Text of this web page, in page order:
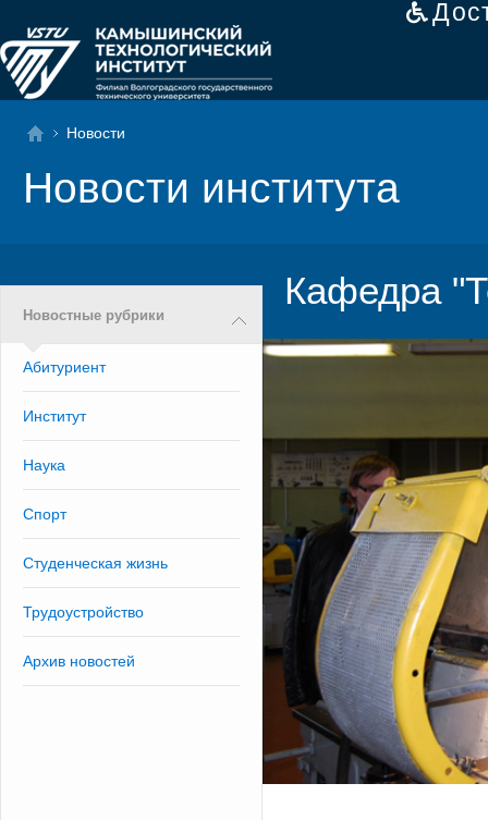
Новости
Новости института
Новостные рубрики
Абитуриент
Институт
Наука
Спорт
Студенческая жизнь
Трудоустройство
Архив новостей
Кафедра